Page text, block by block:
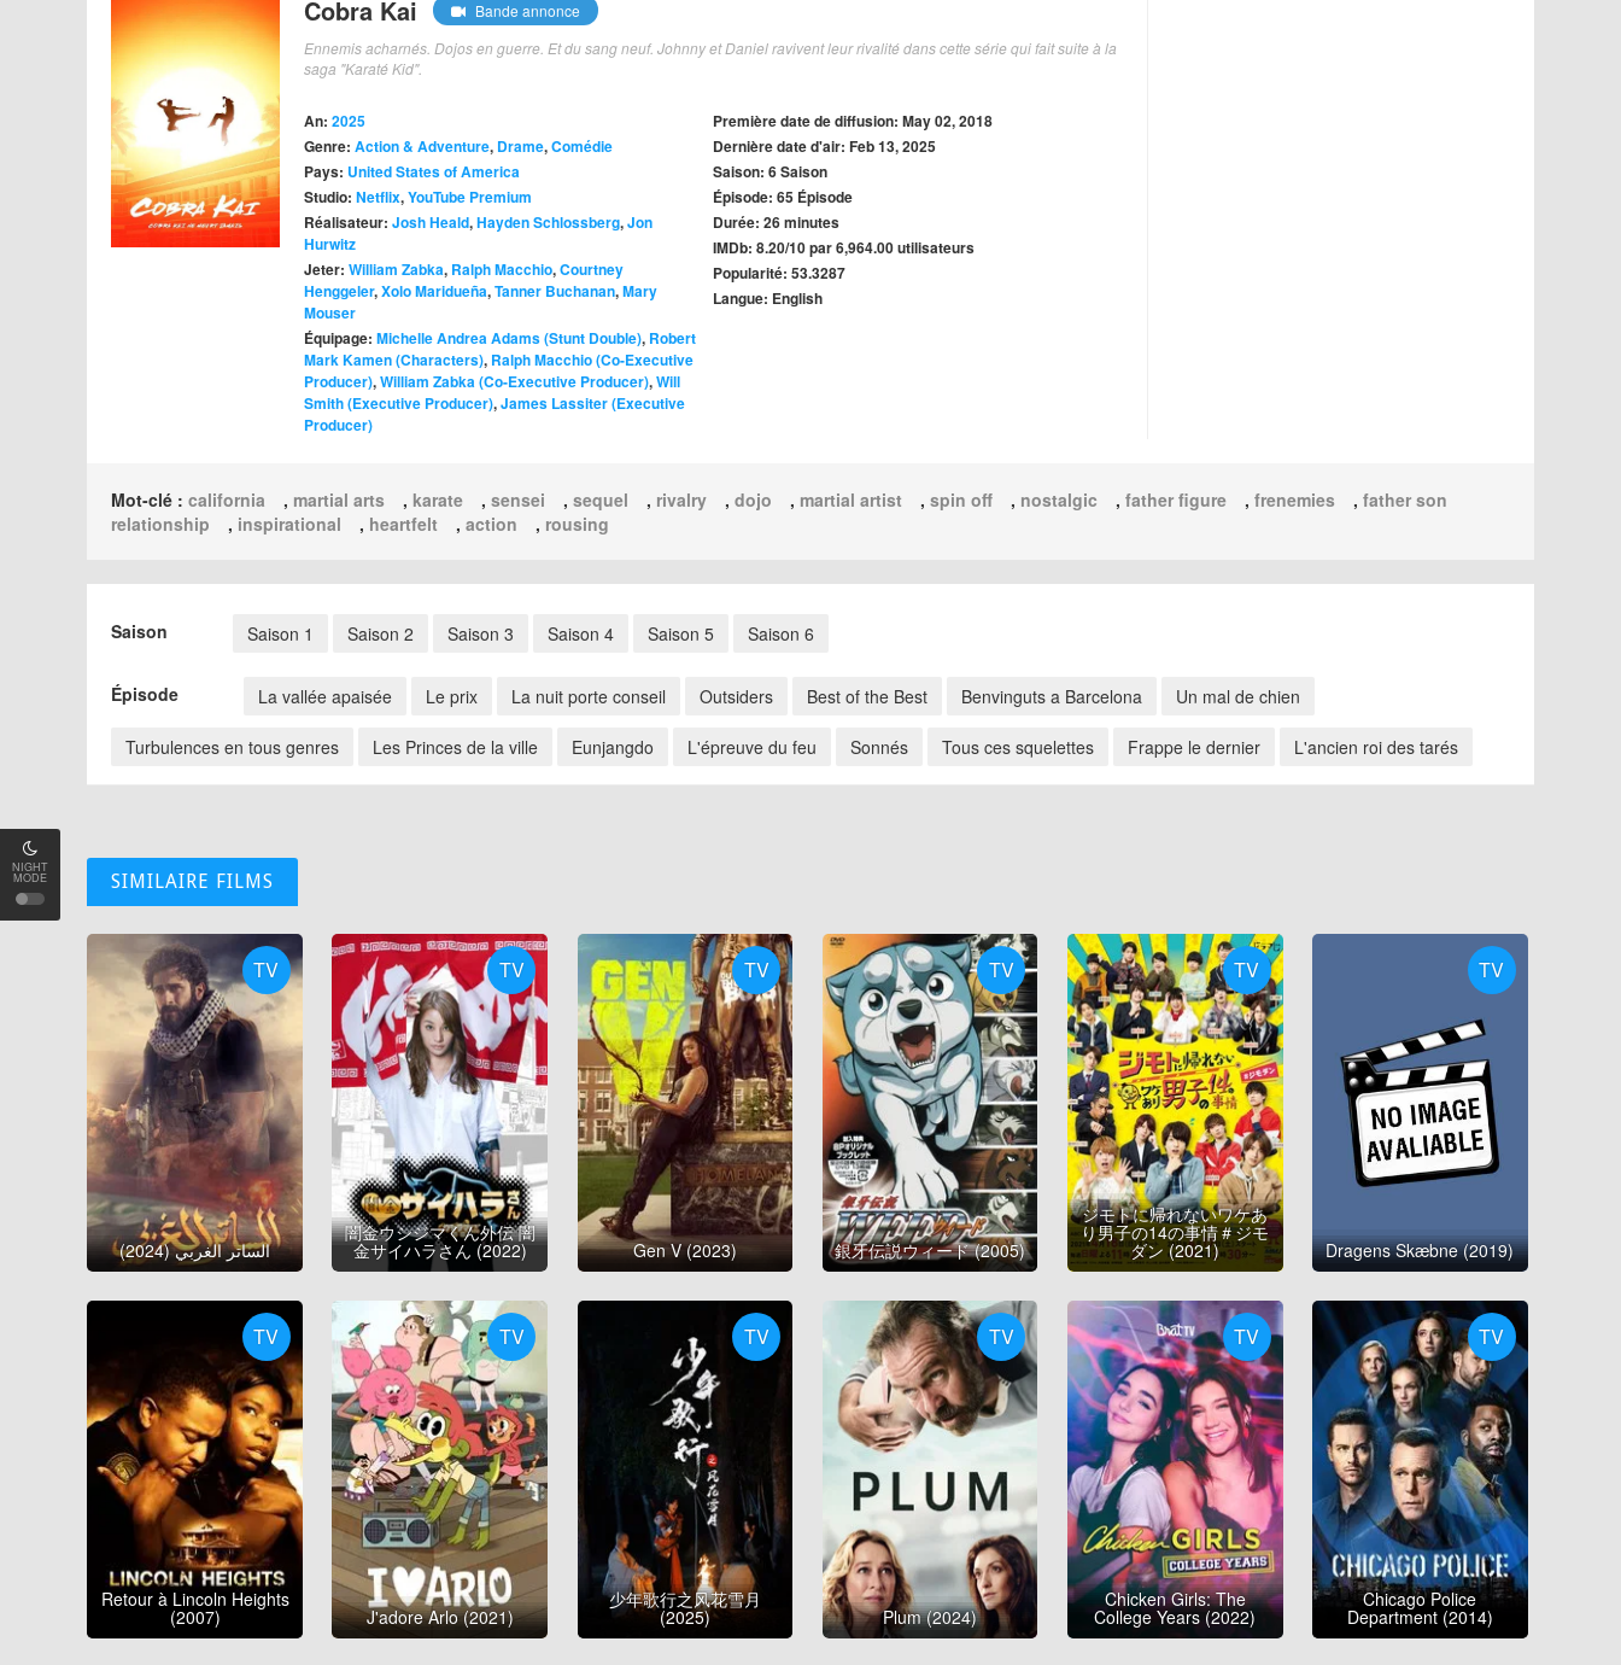
NIGHT
MODE
Cobra Kai
Bande annonce
Ennemis acharnés. Dojos en guerre. Et du sang neuf. Johnny et Daniel ravivent leur rivalité dans cette série qui fait suite à la
saga "Karaté Kid".
An: 2025
Genre: Action & Adventure, Drame,Comédie
Pays: United States of America
Studio: Netflix,YouTube Premium
Réalisateur: Josh Heald,Hayden Schlossberg,Jon
Hurwitz
Jeter: William Zabka, Ralph Macchio,Courtney
Henggeler,Xolo Maridueña,Tanner Buchanan,Mary
Mouser
Équipage: Michelle Andrea Adams (Stunt Double), Robert
Mark Kamen (Characters), Ralph Macchio (Co-Executive
Producer),William Zabka (Co-Executive Producer),Will
Smith (Executive Producer),James Lassiter (Executive
Producer)
Première date de diffusion: May 02, 2018
Dernière date d'air: Feb 13, 2025
Saison: 6 Saison
Épisode: 65 Épisode
Durée: 26 minutes
IMDb: 8.20/10 par 6,964.00 utilisateurs
Popularité: 53.3287
Langue: English
Mot-clé : california , martial arts , karate , sensei , sequel , rivalry , dojo , martial artist , spin off , nostalgic , father figure , frenemies , father son
relationship
, inspirational , heartfelt , action , rousing
Saison Saison 1 Saison 2 Saison 3 Saison 4 Saison 5 Saison 6
Épisode La vallée apaisée Le prix La nuit porte conseil Outsiders Best of the Best Benvinguts a Barcelona Un mal de chien
Turbulences en tous genres Les Princes de la ville Eunjangdo L'épreuve du feu Sonnés Tous ces squelettes Frappe le dernier L'ancien roi des tarés
SIMILAIRE FILMS
TV
الساتر الغربي (2024)
TV
闇金ウシジマくん外伝 闇
金サイハラさん (2022)
TV
Gen V (2023)
TV
銀牙伝説ウィード (2005)
TV
ジモトに帰れないワケあ
り男子の14の事情＃ジモ
ダン (2021)
TV
Dragens Skæbne (2019)
TV
Retour à Lincoln Heights
(2007)
TV
J'adore Arlo (2021)
TV
少年歌行之风花雪月
(2025)
TV
Plum (2024)
TV
Chicken Girls: The
College Years (2022)
TV
Chicago Police
Department (2014)